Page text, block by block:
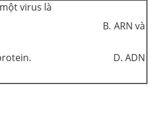
virus là
B. ARN và
glycoprotein. D. ADN